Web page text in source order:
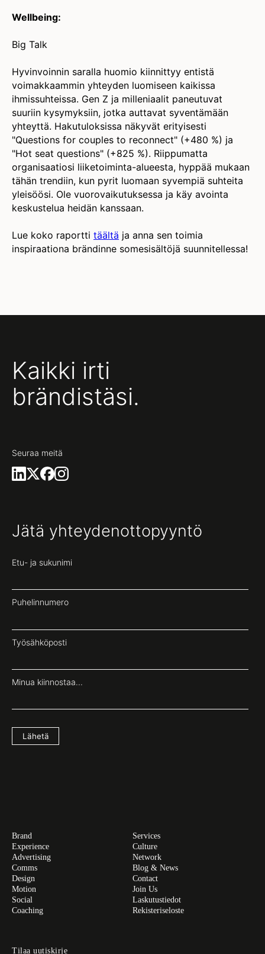
Wellbeing:
Big Talk
Hyvinvoinnin saralla huomio kiinnittyy entistä
voimakkaammin yhteyden luomiseen kaikissa
ihmissuhteissa. Gen Z ja milleniaalit paneutuvat
suuriin kysymyksiin, jotka auttavat syventämään
yhteyttä. Hakutuloksissa näkyvät erityisesti
"Questions for couples to reconnect" (+480 %) ja
"Hot seat questions" (+825 %). Riippumatta
organisaatiosi liiketoiminta-alueesta, hyppää mukaan
tähän trendiin, kun pyrit luomaan syvempiä suhteita
yleisöösi. Ole vuorovaikutuksessa ja käy avointa
keskustelua heidän kanssaan.
Lue koko raportti täältä ja anna sen toimia
inspiraationa brändinne somesisältöjä suunnitellessa!
Kaikki irti
brändistäsi.
Seuraa meitä
Jätä yhteydenottopyyntö
Etu- ja sukunimi
Puhelinnumero
Työsähköposti
Minua kiinnostaa...
Lähetä
Brand
Experience
Advertising
Comms
Design
Motion
Social
Coaching
Services
Culture
Network
Blog & News
Contact
Join Us
Laskutustiedot
Rekisteriseloste
Tilaa uutiskirje